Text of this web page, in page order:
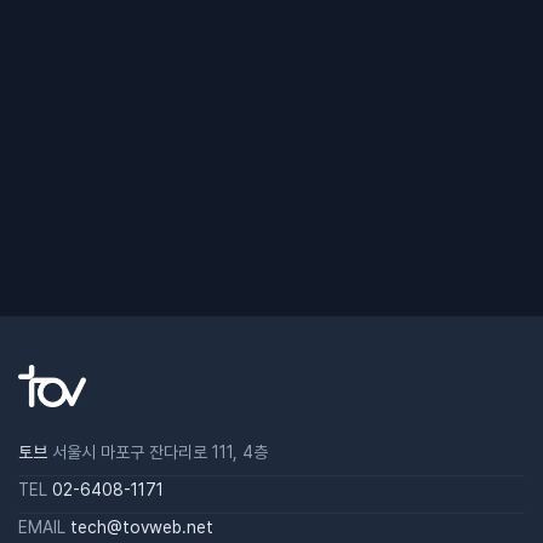
토브 서울시 마포구 잔다리로 111, 4층
TEL 02-6408-1171
EMAIL tech@tovweb.net